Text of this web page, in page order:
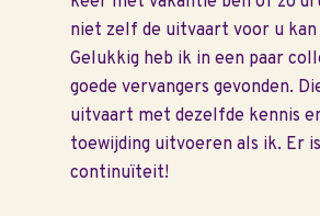
niet zelf de uitvaart voor u kan
Gelukkig heb ik in een paar
goede vervangers gevonden.
uitvaart met dezelfde kennis
toewijding uitvoeren als ik. Er
continuïteit!